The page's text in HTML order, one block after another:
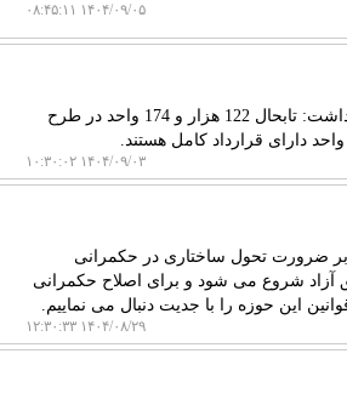
۱۴۰۴/۰۹/۰۵ ۰۸:۴۵:۱۱
به گزارش رصد کالا، عضو هیأت مدیره سازمان ملی زمین و مسکن اظهار داشت: تابحال 122 هزار و 174 واحد در طرح
۱۴۰۴/۰۹/۰۳ ۱۰:۳۰:۰۲
بر ضرورت تحول ساختاری در حکمرانی
آزاد شروع می شود و برای اصلاح حکمرانی
این حوزه را با جدیت دنبال می نماییم.
۱۴۰۴/۰۸/۲۹ ۱۲:۳۰:۳۳